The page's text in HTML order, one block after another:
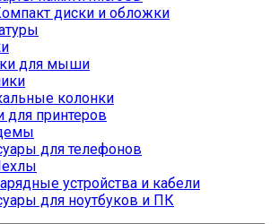
диски и обложки
для мыши
колонки
для принтеров
для телефонов
устройства и кабели
для ноутбуков и ПК